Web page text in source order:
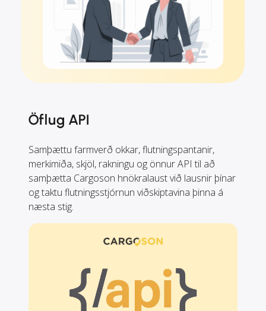
Öflug API
Samþættu farmverð okkar, flutningspantanir,
merkimiða, skjöl, rakningu og önnur API til að
samþætta Cargoson hnökralaust við lausnir þínar
og taktu flutningsstjórnun viðskiptavina þinna á
næsta stig.